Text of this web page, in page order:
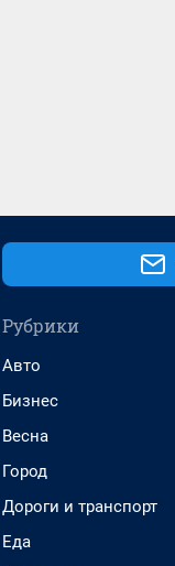
Рубрики
Авто
Бизнес
Весна
Город
Дороги и транспорт
Еда